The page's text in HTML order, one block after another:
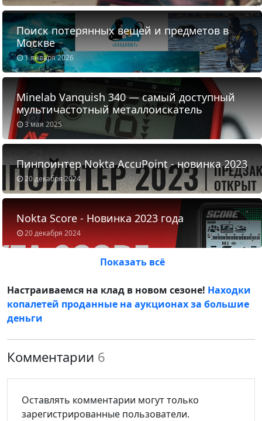
1 января 2026
Поиск потерянных вещей и предметов в
Москве
3 мая 2025
Minelab Vanquish 340 — самый доступный
мультичастотный металлоискатель
20 декабря 2024
Пинпоинтер Nokta AccuPoint - новинка 2023
20 декабря 2024
Nokta Score - Новинка 2023 года
Показать всё
Настраиваемся на клад в новом сезоне! Находки
копалетей проданные на аукционах за большие
деньги
Комментарии 6
Оставлять комментарии могут только
зарегистрированные пользователи.